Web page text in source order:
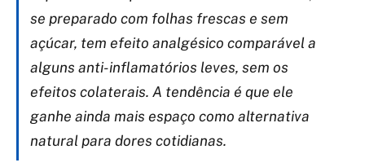
se preparado com folhas frescas e sem
açúcar, tem efeito analgésico comparável a
alguns anti-inflamatórios leves, sem os
efeitos colaterais. A tendência é que ele
ganhe ainda mais espaço como alternativa
natural para dores cotidianas.